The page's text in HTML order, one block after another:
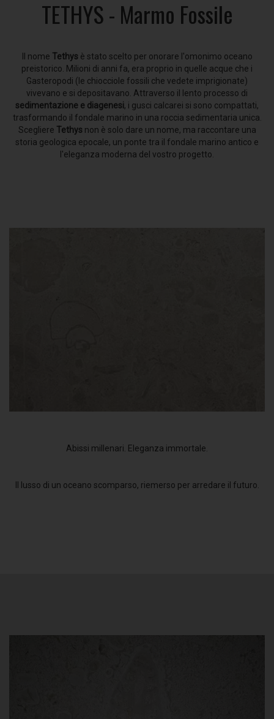
TETHYS - Marmo Fossile
Il nome Tethys è stato scelto per onorare l'omonimo oceano
preistorico. Milioni di anni fa, era proprio in quelle acque che i
Gasteropodi (le chiocciole fossili che vedete imprigionate)
vivevano e si depositavano. Attraverso il lento processo di
sedimentazione e diagenesi, i gusci calcarei si sono compattati,
trasformando il fondale marino in una roccia sedimentaria unica.
Scegliere Tethys non è solo dare un nome, ma raccontare una
storia geologica epocale, un ponte tra il fondale marino antico e
l'eleganza moderna del vostro progetto.
Abissi millenari. Eleganza immortale.
Il lusso di un oceano scomparso, riemerso per arredare il futuro.